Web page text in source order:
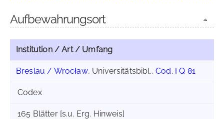
Aufbewahrungsort
Institution / Art / Umfang
Breslau / Wrocław, Universitätsbibl.,Cod. I Q 81
Codex
165 Blätter [s.u. Erg. Hinweis]